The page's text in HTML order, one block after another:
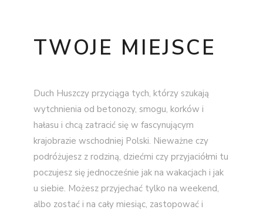
TWOJE MIEJSCE
Duch Huszczy przyciąga tych, którzy szukają
wytchnienia od betonozy, smogu, korków i
hałasu i chcą zatracić się w fascynującym
krajobrazie wschodniej Polski. Nieważne czy
podróżujesz z rodziną, dziećmi czy przyjaciółmi tu
poczujesz się jednocześnie jak na wakacjach i jak
u siebie. Możesz przyjechać tylko na weekend,
albo zostać i na cały miesiąc, zastopować i